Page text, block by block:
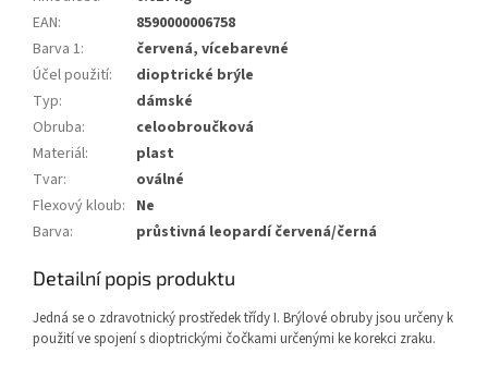
EAN:
8590000006758
Barva 1:
červená, vícebarevné
Účel použití:
dioptrické brýle
Typ:
dámské
Obruba:
celoobroučková
Materiál:
plast
Tvar:
oválné
Flexový kloub: Ne
Barva: průstivná leopardí červená/černá
Detailní popis produktu
Jedná se o zdravotnický prostředek třídy I. Brýlové obruby jsou určeny k
použití ve spojení s dioptrickými čočkami určenými ke korekci zraku.